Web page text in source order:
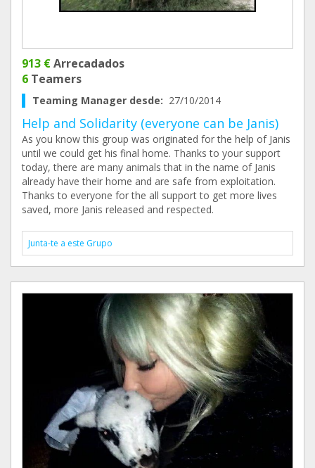
913 €Arrecadados
6 Teamers
Teaming Manager desde: 27/10/2014
Help and Solidarity (everyone can be Janis)
As you know this group was originated for the help of Janis
until we could get his final home. Thanks to your support
today, there are many animals that in the name of Janis
already have their home and are safe from exploitation.
Thanks to everyone for the all support to get more lives
saved, more Janis released and respected.
Junta-te a este Grupo